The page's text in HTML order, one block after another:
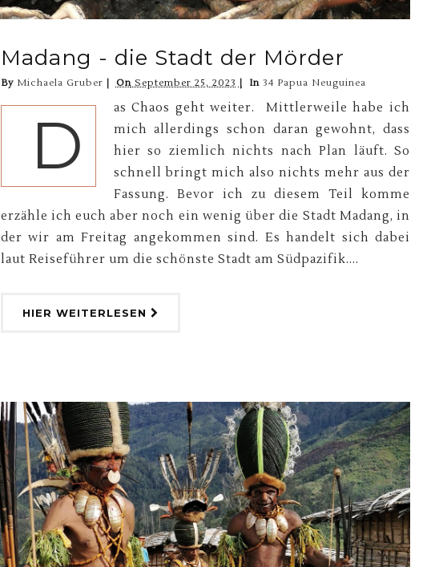
Madang - die Stadt der Mörder
By Michaela Gruber OnSeptember 25, 2023 In 34 Papua Neuguinea
D
as Chaos geht weiter. Mittlerweile habe ich
mich allerdings schon daran gewohnt, dass
hier so ziemlich nichts nach Plan läuft. So
schnell bringt mich also nichts mehr aus der
Fassung. Bevor ich zu diesem Teil komme
erzähle ich euch aber noch ein wenig über die Stadt Madang, in
der wir am Freitag angekommen sind. Es handelt sich dabei
laut Reiseführer um die schönste Stadt am Südpazifik....
HIER WEITERLESEN